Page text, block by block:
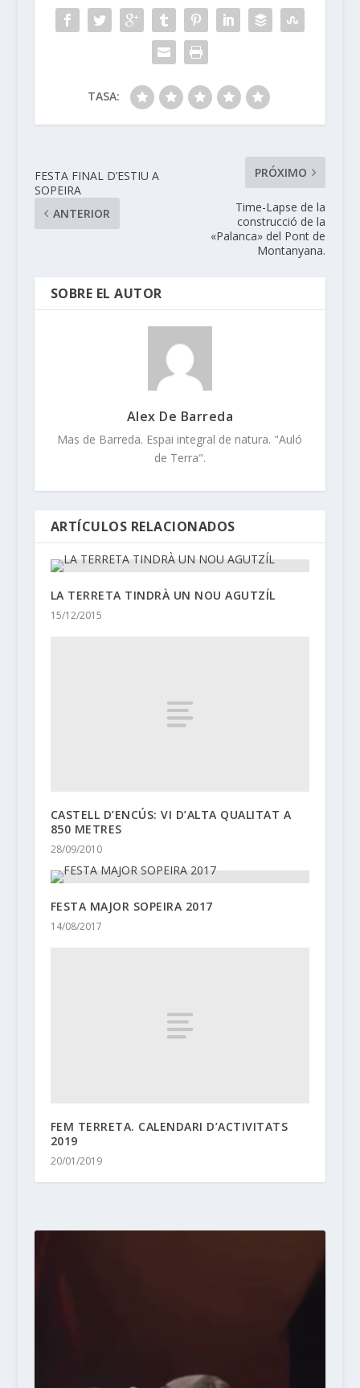
TASA:
FESTA FINAL D’ESTIU A
SOPEIRA
ANTERIOR
PRÓXIMO
Time-Lapse de la
construcció de la
«Palanca» del Pont de
Montanyana.
SOBRE EL AUTOR
Alex De Barreda
Mas de Barreda. Espai integral de natura. "Auló
de Terra".
ARTÍCULOS RELACIONADOS
LA TERRETA TINDRÀ UN NOU AGUTZÍL
15/12/2015
CASTELL D’ENCÚS: VI D’ALTA QUALITAT A
850 METRES
28/09/2010
FESTA MAJOR SOPEIRA 2017
14/08/2017
FEM TERRETA. CALENDARI D’ACTIVITATS
2019
20/01/2019